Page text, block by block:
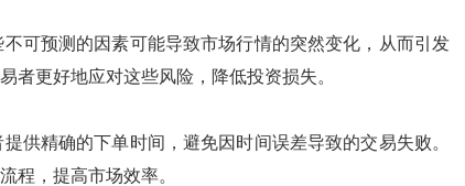
可预测的因素可能导致市场行情的突然变化，从而引发
者更好地应对这些风险，降低投资损失。
供精确的下单时间，避免因时间误差导致的交易失败。
程，提高市场效率。